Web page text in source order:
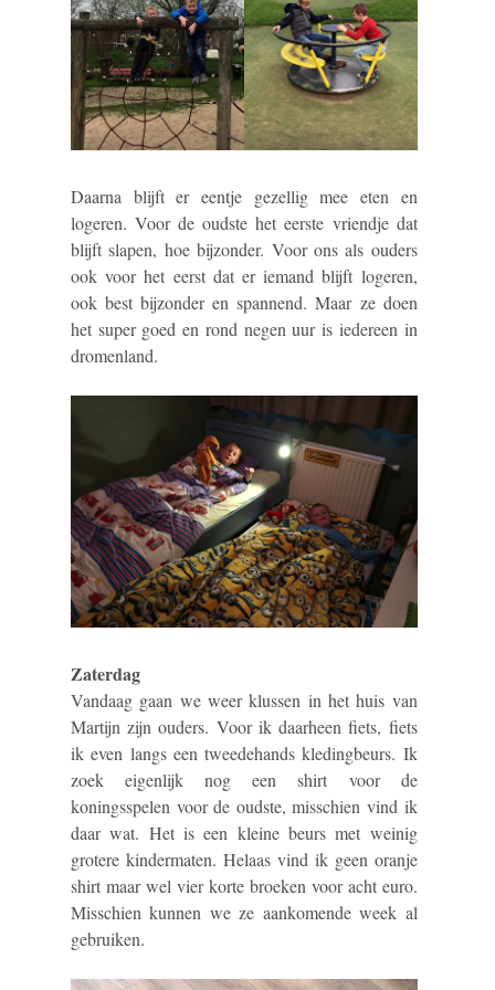
Daarna blijft er eentje gezellig mee eten en
logeren. Voor de oudste het eerste vriendje dat
blijft slapen, hoe bijzonder. Voor ons als ouders
ook voor het eerst dat er iemand blijft logeren,
ook best bijzonder en spannend. Maar ze doen
het super goed en rond negen uur is iedereen in
dromenland.
Zaterdag
Vandaag gaan we weer klussen in het huis van
Martijn zijn ouders. Voor ik daarheen fiets, fiets
ik even langs een tweedehands kledingbeurs. Ik
zoek eigenlijk nog een shirt voor de
koningsspelen voor de oudste, misschien vind ik
daar wat. Het is een kleine beurs met weinig
grotere kindermaten. Helaas vind ik geen oranje
shirt maar wel vier korte broeken voor acht euro.
Misschien kunnen we ze aankomende week al
gebruiken.